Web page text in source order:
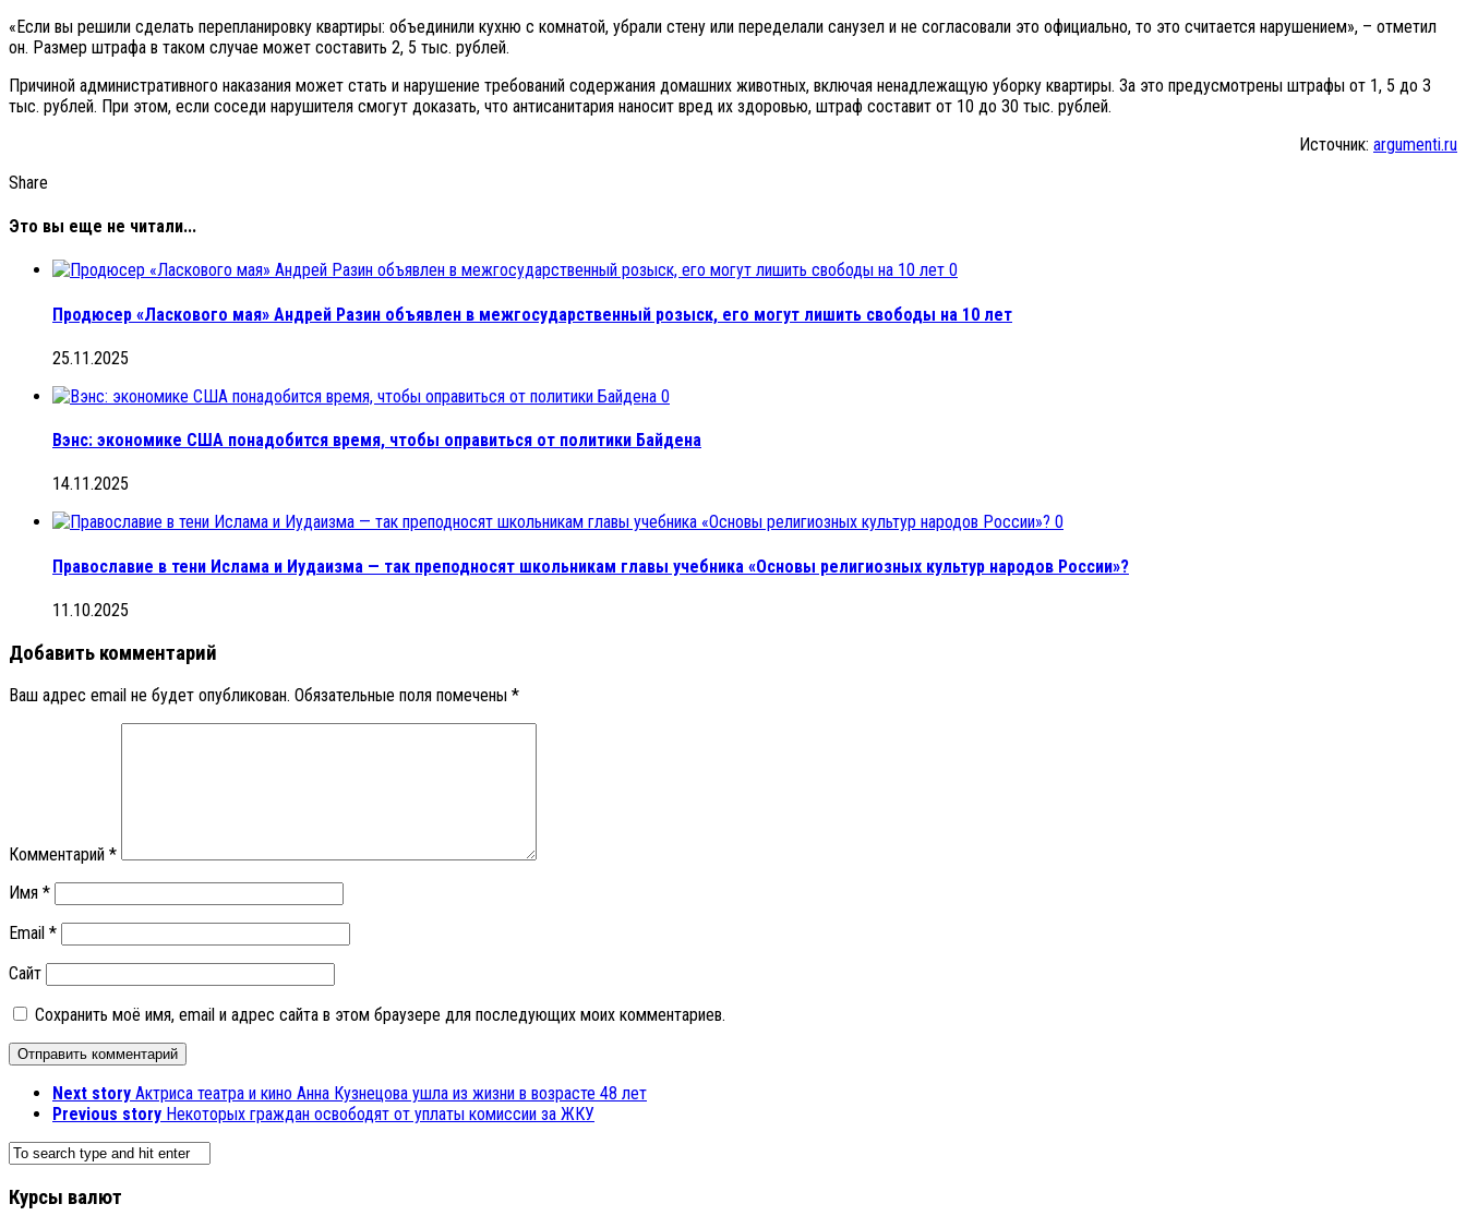
«Если вы решили сделать перепланировку квартиры: объединили кухню с комнатой, убрали стену или переделали санузел и не согласовали это официально, то это считается нарушением», – отметил
он. Размер штрафа в таком случае может составить 2, 5 тыс. рублей.
Причиной административного наказания может стать и нарушение требований содержания домашних животных, включая ненадлежащую уборку квартиры. За это предусмотрены штрафы от 1, 5 до 3
тыс. рублей. При этом, если соседи нарушителя смогут доказать, что антисанитария наносит вред их здоровью, штраф составит от 10 до 30 тыс. рублей.
Источник: argumenti.ru
Share
Это вы еще не читали...
0
Продюсер «Ласкового мая» Андрей Разин объявлен в межгосударственный розыск, его могут лишить свободы на 10 лет
25.11.2025
0
Вэнс: экономике США понадобится время, чтобы оправиться от политики Байдена
14.11.2025
0
Православие в тени Ислама и Иудаизма — так преподносят школьникам главы учебника «Основы религиозных культур народов России»?
11.10.2025
Добавить комментарий
Ваш адрес email не будет опубликован. Обязательные поля помечены *
Комментарий *
Имя *
Email *
Сайт
Сохранить моё имя, email и адрес сайта в этом браузере для последующих моих комментариев.
Next story Актриса театра и кино Анна Кузнецова ушла из жизни в возрасте 48 лет
Previous story Некоторых граждан освободят от уплаты комиссии за ЖКУ
Курсы валют